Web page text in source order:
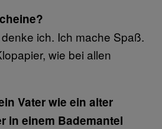
ich. Ich mache Spaß.
wie bei allen
Vater wie ein alter
in einem Bademantel